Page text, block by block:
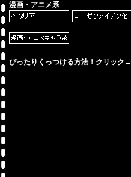
漫画・アニメ系
ぴったりくっつける方法！クリック→